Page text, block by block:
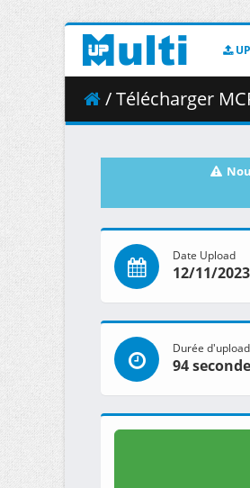
/ Télécharger
Date Upload
12/11/
Durée d'upload
94